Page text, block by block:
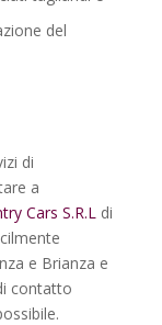
del
di
a
Cars S.R.L di
e Brianza e
contatto